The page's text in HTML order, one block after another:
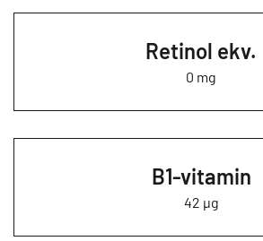
Retinol ekv.
0 mg
B1-vitamin
42 µg